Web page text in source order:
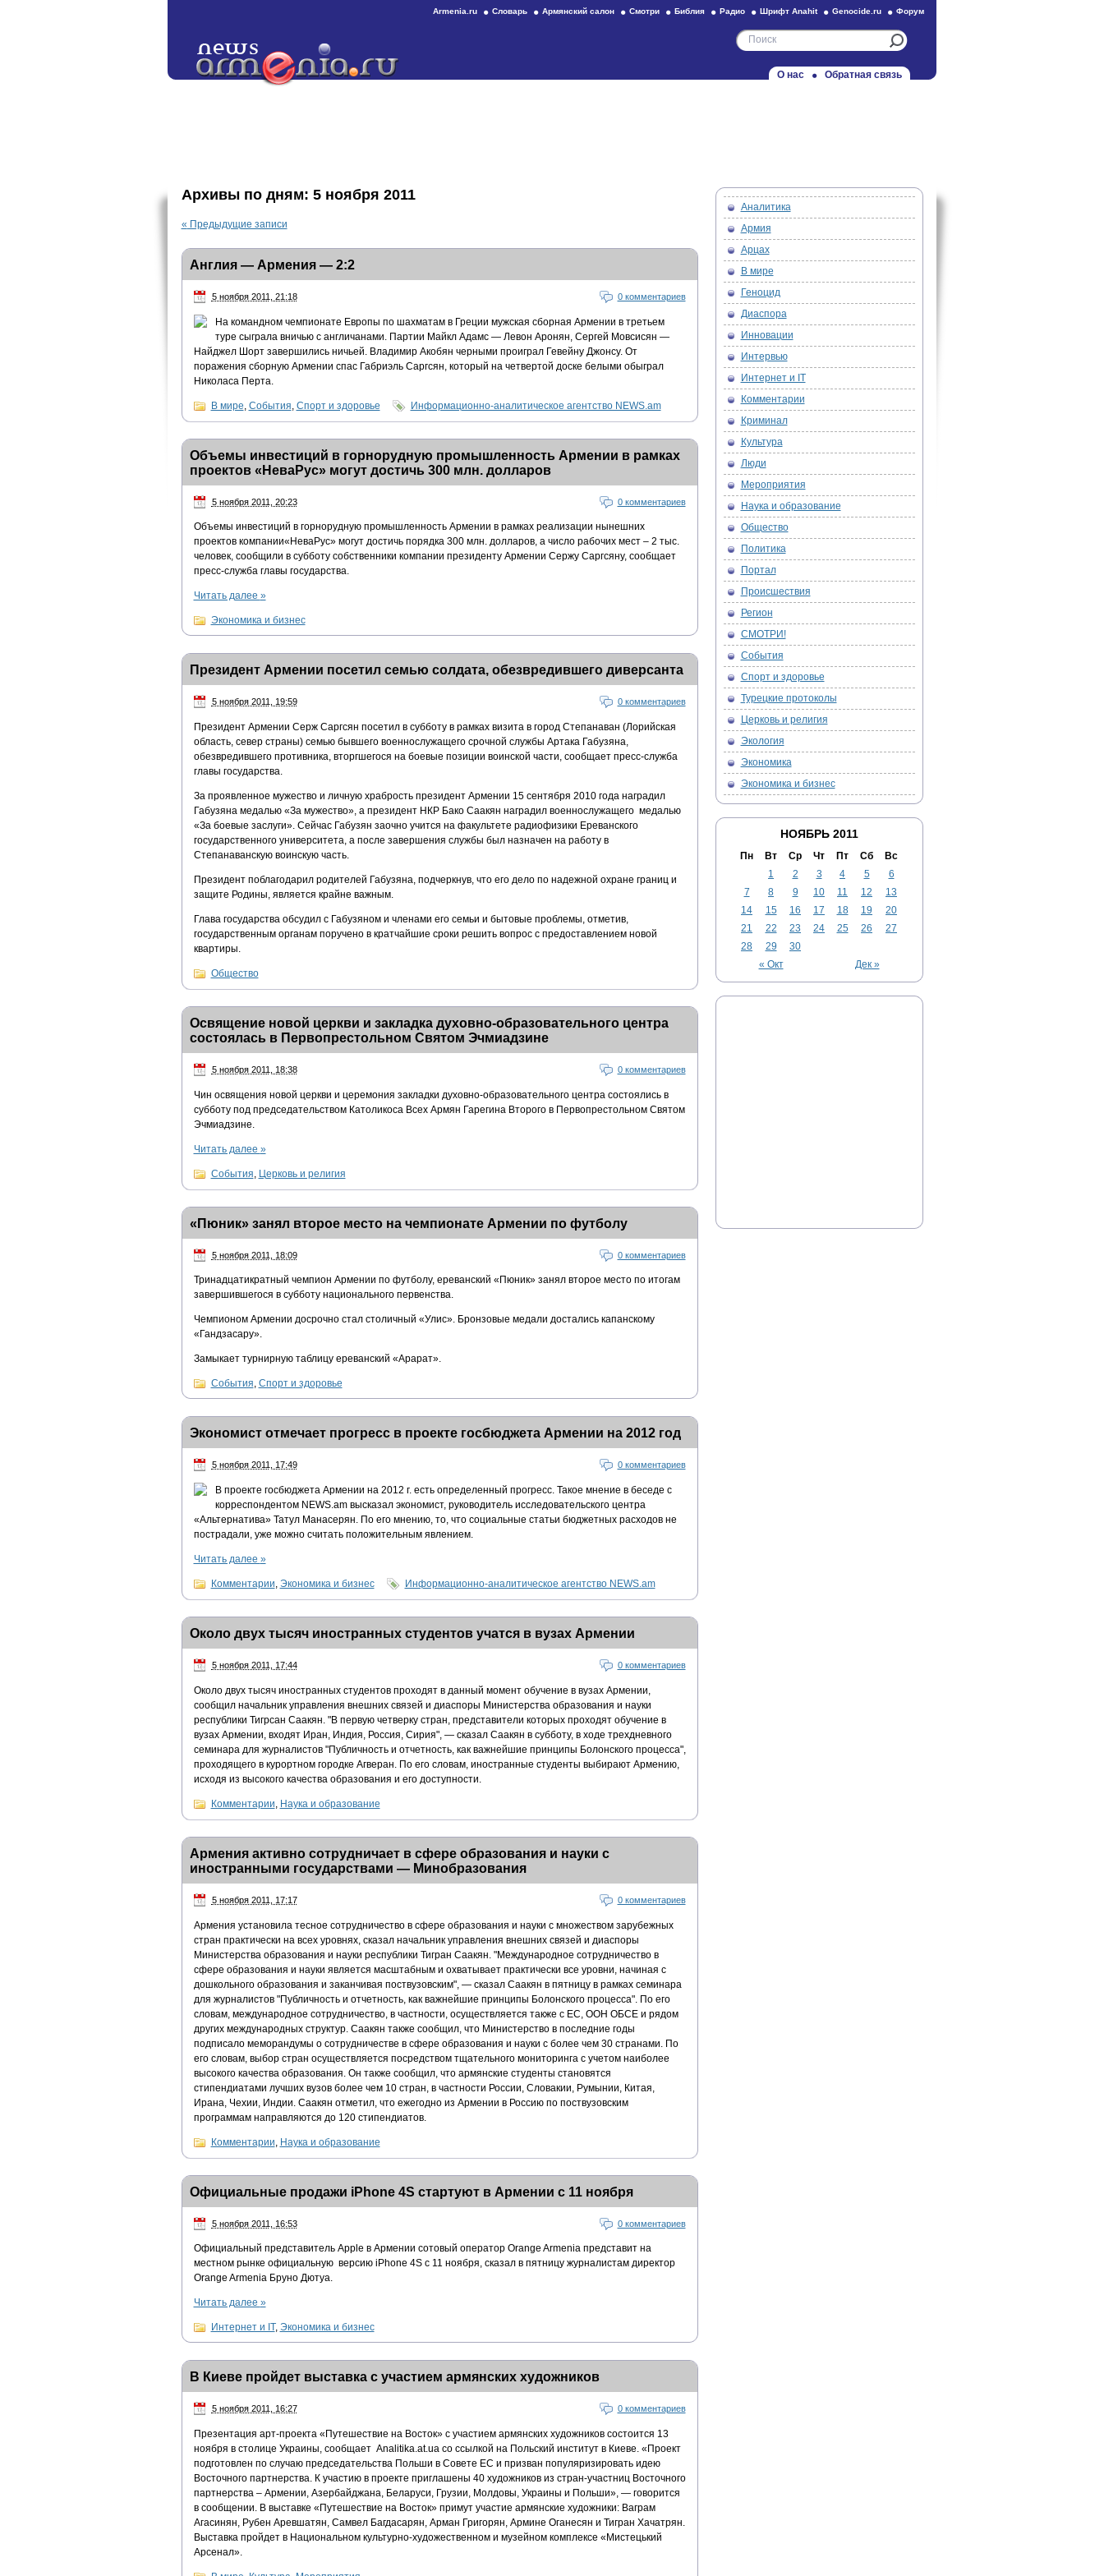
Armenia.ru Словарь Армянский салон Смотри Библия Радио Шрифт Anahit Genocide.ru Форум
О нас Обратная связь
Архивы по дням: 5 ноября 2011
« Предыдущие записи
Англия — Армения — 2:2
5 ноября 2011, 21:18 0 комментариев
На командном чемпионате Европы по шахматам в Греции мужская сборная Армении в третьем
туре сыграла вничью с англичанами. Партии Майкл Адамс — Левон Аронян, Сергей Мовсисян —
Найджел Шорт завершились ничьей. Владимир Акобян черными проиграл Гевейну Джонсу. От
поражения сборную Армении спас Габриэль Саргсян, который на четвертой доске белыми обыграл
Николаса Перта.
В мире События Спорт и здоровье Информационно-аналитическое агентство NEWS.am
Объемы инвестиций в горнорудную промышленность Армении в рамках
проектов «НеваРус» могут достичь 300 млн. долларов
5 ноября 2011, 20:23 0 комментариев
Объемы инвестиций в горнорудную промышленность Армении в рамках реализации нынешних
проектов компании«НеваРус» могут достичь порядка 300 млн. долларов, а число рабочих мест – 2 тыс.
человек, сообщили в субботу собственники компании президенту Армении Сержу Саргсяну, сообщает
пресс-служба главы государства.
Читать далее »
Экономика и бизнес
Президент Армении посетил семью солдата, обезвредившего диверсанта
5 ноября 2011, 19:59 0 комментариев
Президент Армении Серж Саргсян посетил в субботу в рамках визита в город Степанаван (Лорийская
область, север страны) семью бывшего военнослужащего срочной службы Артака Габузяна,
обезвредившего противника, вторгшегося на боевые позиции воинской части, сообщает пресс-служба
главы государства.
За проявленное мужество и личную храбрость президент Армении 15 сентября 2010 года наградил
Габузяна медалью «За мужество», а президент НКР Бако Саакян наградил военнослужащего медалью
«За боевые заслуги». Сейчас Габузян заочно учится на факультете радиофизики Ереванского
государственного университета, а после завершения службы был назначен на работу в
Степанаванскую воинскую часть.
Президент поблагодарил родителей Габузяна, подчеркнув, что его дело по надежной охране границ и
защите Родины, является крайне важным.
Глава государства обсудил с Габузяном и членами его семьи и бытовые проблемы, отметив,
государственным органам поручено в кратчайшие сроки решить вопрос с предоставлением новой
квартиры.
Общество
Освящение новой церкви и закладка духовно-образовательного центра
состоялась в Первопрестольном Святом Эчмиадзине
5 ноября 2011, 18:38 0 комментариев
Чин освящения новой церкви и церемония закладки духовно-образовательного центра состоялись в
субботу под председательством Католикоса Всех Армян Гарегина Второго в Первопрестольном Святом
Эчмиадзине.
Читать далее »
События Церковь и религия
«Пюник» занял второе место на чемпионате Армении по футболу
5 ноября 2011, 18:09 0 комментариев
Тринадцатикратный чемпион Армении по футболу, ереванский «Пюник» занял второе место по итогам
завершившегося в субботу национального первенства.
Чемпионом Армении досрочно стал столичный «Улис». Бронзовые медали достались капанскому
«Гандзасару».
Замыкает турнирную таблицу ереванский «Арарат».
События, Спорт и здоровье
Экономист отмечает прогресс в проекте госбюджета Армении на 2012 год
5 ноября 2011, 17:49 0 комментариев
В проекте госбюджета Армении на 2012 г. есть определенный прогресс. Такое мнение в беседе с
корреспондентом NEWS.am высказал экономист, руководитель исследовательского центра
«Альтернатива» Татул Манасерян. По его мнению, то, что социальные статьи бюджетных расходов не
пострадали, уже можно считать положительным явлением.
Читать далее »
Комментарии, Экономика и бизнес Информационно-аналитическое агентство NEWS.am
Около двух тысяч иностранных студентов учатся в вузах Армении
5 ноября 2011, 17:44 0 комментариев
Около двух тысяч иностранных студентов проходят в данный момент обучение в вузах Армении,
сообщил начальник управления внешних связей и диаспоры Министерства образования и науки
республики Тигрсан Саакян. "В первую четверку стран, представители которых проходят обучение в
вузах Армении, входят Иран, Индия, Россия, Сирия", — сказал Саакян в субботу, в ходе трехдневного
семинара для журналистов "Публичность и отчетность, как важнейшие принципы Болонского процесса",
проходящего в курортном городке Агверан. По его словам, иностранные студенты выбирают Армению,
исходя из высокого качества образования и его доступности.
Комментарии, Наука и образование
Армения активно сотрудничает в сфере образования и науки с
иностранными государствами — Минобразования
5 ноября 2011, 17:17 0 комментариев
Армения установила тесное сотрудничество в сфере образования и науки с множеством зарубежных
стран практически на всех уровнях, сказал начальник управления внешних связей и диаспоры
Министерства образования и науки республики Тигран Саакян. "Международное сотрудничество в
сфере образования и науки является масштабным и охватывает практически все уровни, начиная с
дошкольного образования и заканчивая поствузовским", — сказал Саакян в пятницу в рамках семинара
для журналистов "Публичность и отчетность, как важнейшие принципы Болонского процесса". По его
словам, международное сотрудничество, в частности, осуществляется также с ЕС, ООН ОБСЕ и рядом
других международных структур. Саакян также сообщил, что Министерство в последние годы
подписало меморандумы о сотрудничестве в сфере образования и науки с более чем 30 странами. По
его словам, выбор стран осуществляется посредством тщательного мониторинга с учетом наиболее
высокого качества образования. Он также сообщил, что армянские студенты становятся
стипендиатами лучших вузов более чем 10 стран, в частности России, Словакии, Румынии, Китая,
Ирана, Чехии, Индии. Саакян отметил, что ежегодно из Армении в Россию по поствузовским
программам направляются до 120 стипендиатов.
Комментарии Наука и образование
Oфициальные продажи iPhone 4S стартуют в Армении с 11 ноября
5 ноября 2011, 16:53 0 комментариев
Официальный представитель Apple в Армении сотовый оператор Orange Armenia представит на
местном рынке официальную версию iPhone 4S с 11 ноября, сказал в пятницу журналистам директор
Orange Armenia Бруно Дютуа.
Читать далее »
Интернет и IT, Экономика и бизнес
В Киеве пройдет выставка с участием армянских художников
5 ноября 2011, 16:27 0 комментариев
Презентация арт-проекта «Путешествие на Восток» с участием армянских художников состоится 13
ноября в столице Украины, сообщает Analitika.at.ua со ссылкой на Польский институт в Киеве. «Проект
подготовлен по случаю председательства Польши в Совете ЕС и призван популяризировать идею
Восточного партнерства. К участию в проекте приглашены 40 художников из стран-участниц Восточного
партнерства – Армении, Азербайджана, Беларуси, Грузии, Молдовы, Украины и Польши», — говорится
в сообщении. В выставке «Путешествие на Восток» примут участие армянские художники: Ваграм
Агасинян, Рубен Аревшатян, Самвел Багдасарян, Арман Григорян, Армине Оганесян и Тигран Хачатрян.
Выставка пройдет в Национальном культурно-художественном и музейном комплексе «Мистецький
Арсенал».
Аналитика
Армия
Арцах
В мире
Геноцид
Диаспора
Инновации
Интервью
Интернет и IT
Комментарии
Криминал
Культура
Люди
Мероприятия
Наука и образование
Общество
Политика
Портал
Происшествия
Регион
СМОТРИ!
События
Спорт и здоровье
Турецкие протоколы
Церковь и религия
Экология
Экономика
Экономика и бизнес
НОЯБРЬ 2011
Пн Вт Ср Чт Пт Сб Вс
« Окт Дек »
1 2 3 4 5
6
7
8 9 10 11 12
13
14
15 16 17 18 19
20
21
22 23 24 25 26
27
28
29 30